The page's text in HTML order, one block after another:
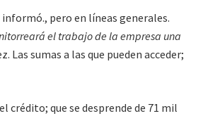
pero en líneas generales.
el trabajo de la empresa una
Las sumas a las que pueden acceder;
crédito; que se desprende de 71 mil